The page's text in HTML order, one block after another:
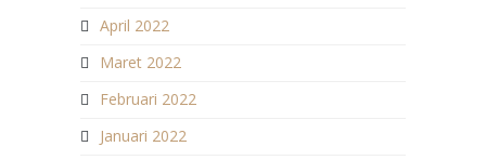
April 2022
Maret 2022
Februari 2022
Januari 2022